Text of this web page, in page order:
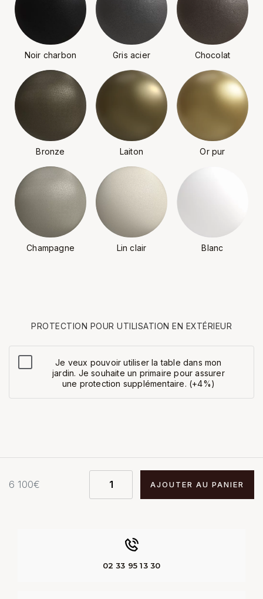
Noir charbon Gris acier Chocolat
Bronze Laiton Or pur
Champagne Lin clair Blanc
PROTECTION POUR UTILISATION EN EXTÉRIEUR
Je veux pouvoir utiliser la table dans mon
jardin. Je souhaite un primaire pour assurer
une protection supplémentaire. (+4%)
6 100€ AJOUTER AU PANIER
02 33 95 13 30